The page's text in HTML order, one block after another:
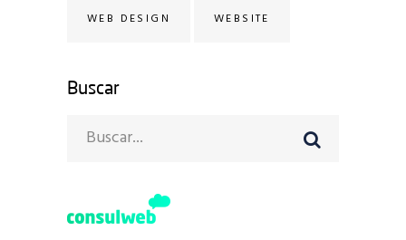
WEB DESIGN WEBSITE
Buscar
Search
for: